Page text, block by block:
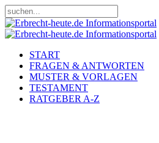
START
FRAGEN & ANTWORTEN
MUSTER & VORLAGEN
TESTAMENT
RATGEBER A-Z